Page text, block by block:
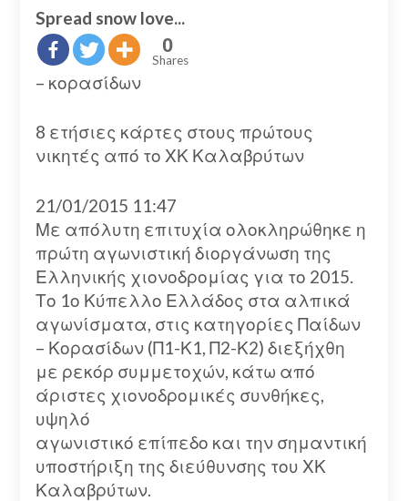
Spread snow love...
0
Shares
– κορασίδων
8 ετήσιες κάρτες στους πρώτους
νικητές από το ΧΚ Καλαβρύτων
21/01/2015 11:47
Με απόλυτη επιτυχία ολοκληρώθηκε η
πρώτη αγωνιστική διοργάνωση της
Ελληνικής χιονοδρομίας για το 2015.
Το 1ο Κύπελλο Ελλάδος στα αλπικά
αγωνίσματα, στις κατηγορίες Παίδων
– Κορασίδων (Π1-Κ1, Π2-Κ2) διεξήχθη
με ρεκόρ συμμετοχών, κάτω από
άριστες χιονοδρομικές συνθήκες,
υψηλό
αγωνιστικό επίπεδο και την σημαντική
υποστήριξη της διεύθυνσης του ΧΚ
Καλαβρύτων.